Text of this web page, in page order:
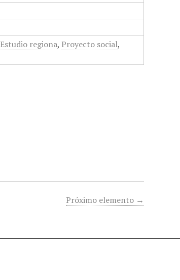
Estudio regiona, Proyecto social,
Próximo elemento →